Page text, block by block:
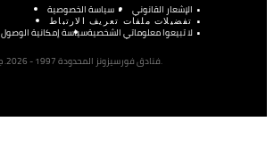
الإشعار القانوني سياسة الخصوصية
تفضيلات ملفات تعريف الارتباط
لا تبيعوا معلوماتي الشخصيةسياسة إمكانية الوصول
©فنادق فورسيزونز المحدودة 1997 - 2026. جميع الحقوق محفوظة.